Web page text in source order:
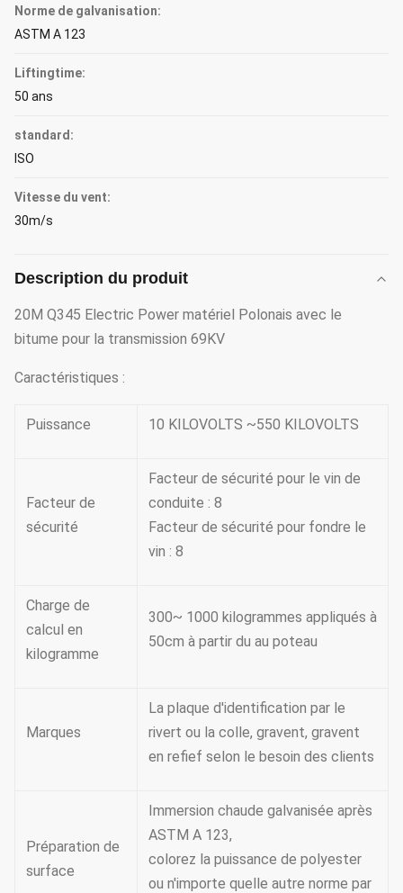
Norme de galvanisation:
ASTM A 123
Liftingtime:
50 ans
standard:
ISO
Vitesse du vent:
30m/s
Description du produit
20M Q345 Electric Power matériel Polonais avec le
bitume pour la transmission 69KV
Caractéristiques :
Puissance 10 KILOVOLTS ~550 KILOVOLTS
Facteur de
sécurité
Facteur de sécurité pour le vin de
conduite : 8
Facteur de sécurité pour fondre le
vin : 8
Charge de
calcul en
kilogramme
300~ 1000 kilogrammes appliqués à
50cm à partir du au poteau
Marques
La plaque d'identification par le
rivert ou la colle, gravent, gravent
en refief selon le besoin des clients
Préparation de
surface
Immersion chaude galvanisée après
ASTM A 123,
colorez la puissance de polyester
ou n'importe quelle autre norme par